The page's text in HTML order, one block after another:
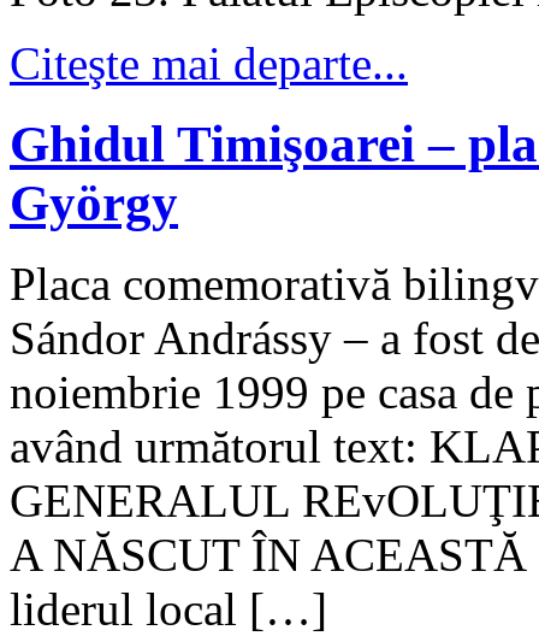
Citeşte mai departe...
Ghidul Timişoarei –
György
Placa comemorativă
Sándor Andrássy – a fost
noiembrie 1999 pe casa de
având următorul text:
GENERALUL
A NĂSCUT ÎN ACEASTĂ
liderul local […]